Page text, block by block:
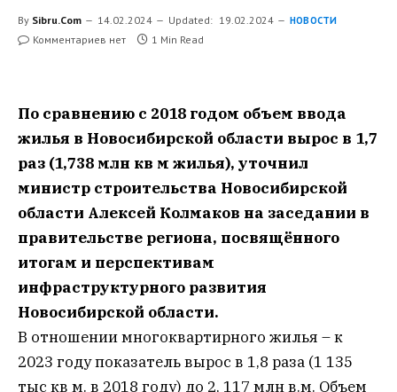
By Sibru.Com 14.02.2024 Updated: 19.02.2024 НОВОСТИ
Комментариев нет 1 Min Read
По сравнению с 2018 годом объем ввода
жилья в Новосибирской области вырос в 1,7
раз (1,738 млн кв м жилья), уточнил
министр строительства Новосибирской
области Алексей Колмаков на заседании в
правительстве региона, посвящённого
итогам и перспективам
инфраструктурного развития
Новосибирской области.
В отношении многоквартирного жилья – к
2023 году показатель вырос в 1,8 раза (1 135
тыс кв м. в 2018 году) до 2, 117 млн в.м. Объем